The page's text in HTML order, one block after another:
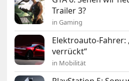
Trailer 3?
in Gaming
Elektroauto-Fahrer:
verrückt“
in Mobilität